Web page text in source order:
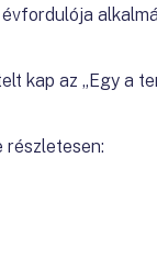
kap az „Egy a
részletesen: